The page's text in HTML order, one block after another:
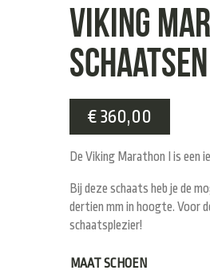
Viking
Schaatsen
€360,00
De Viking Marathon I is een
Bij deze schaats heb je de
dertien mm in hoogte. Voor
schaatsplezier!
MAAT SCHOEN